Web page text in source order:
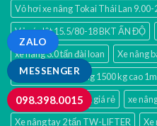
MESSENGER
ZALO
098.398.0015
Vỏ hơi xe nâng Tokai Thái Lan 9.00-
Vỏ xúc lật 15.5/80-18 BKT ẤN ĐỘ
xe nâng 3.0 tấn đài loan
Xe nâng
Xe nâng bán tự động 1500 kg cao
xe nâng cao 1000kg giá rẻ
xe
Xe nâng tay 2 tấn TW-LIFTER
Xe